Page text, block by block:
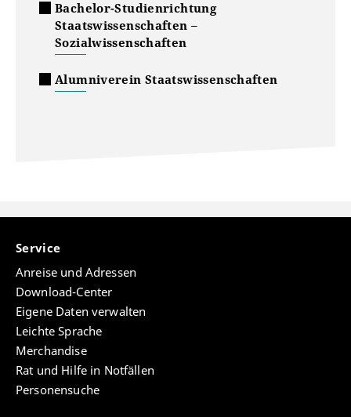
Bachelor-Studienrichtung
Staatswissenschaften –
Sozialwissenschaften
Alumniverein Staatswissenschaften
Service
Anreise und Adressen
Download-Center
Eigene Daten verwalten
Leichte Sprache
Merchandise
Rat und Hilfe in Notfällen
Personensuche